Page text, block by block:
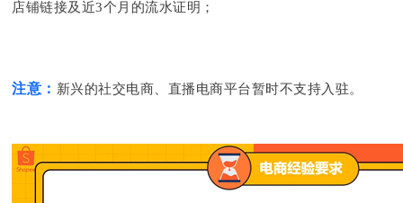
店铺链接及近3个月的流水证明；
注意： 新兴的社交电商、直播电商平台暂时不支持入驻。